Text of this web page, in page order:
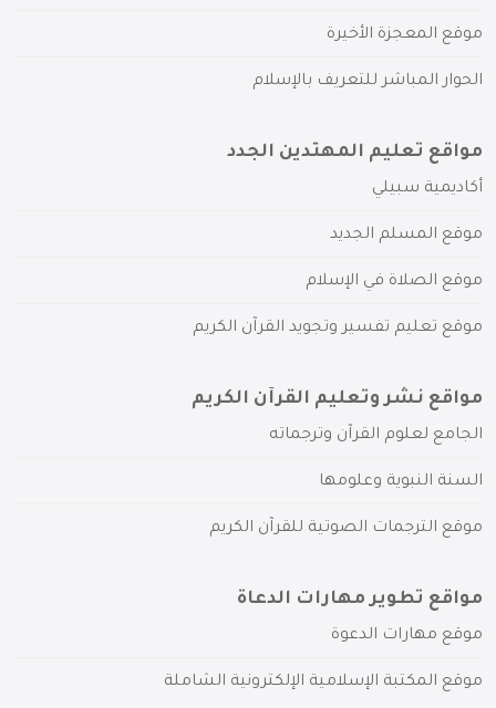
موقع المعجزة الأخيرة
الحوار المباشر للتعريف بالإسلام
مواقع تعليم المهتدين الجدد
أكاديمية سبيلي
موقع المسلم الجديد
موقع الصلاة في الإسلام
موقع تعليم تفسير وتجويد القرآن الكريم
مواقع نشر وتعليم القرآن الكريم
الجامع لعلوم القرآن وترجماته
السنة النبوية وعلومها
موقع الترجمات الصوتية للقرآن الكريم
مواقع تطوير مهارات الدعاة
موقع مهارات الدعوة
موقع المكتبة الإسلامية الإلكترونية الشاملة